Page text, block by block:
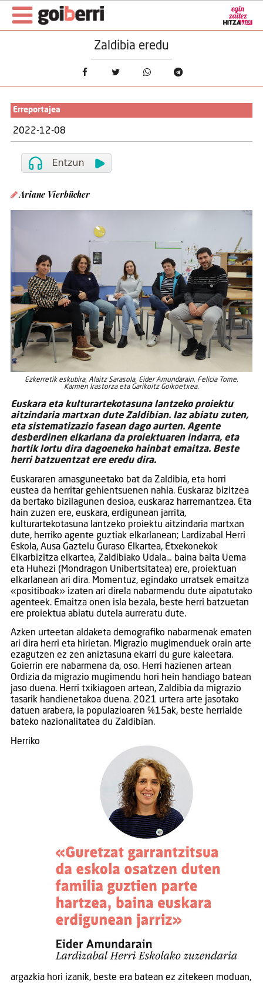
Zaldibia eredu
Erreportajea
2022-12-08
Ariane Vierbücher
Ezkerretik eskubira, Alaitz Sarasola, Eider Amundarain, Felicia Tome,
Karmen Irastorza eta Garikoitz Goikoetxea.
Euskara eta kulturartekotasuna lantzeko proiektu
aitzindaria martxan dute Zaldibian. Iaz abiatu zuten,
eta sistematizazio fasean dago aurten. Agente
desberdinen elkarlana da proiektuaren indarra, eta
hortik lortu dira dagoeneko hainbat emaitza. Beste
herri batzuentzat ere eredu dira.
Euskararen arnasguneetako bat da Zaldibia, eta horri
eustea da herritar gehientsuenen nahia. Euskaraz bizitzea
da bertako bizilagunen desioa, euskaraz harremantzea. Eta
hain zuzen ere, euskara, erdigunean jarrita,
kulturartekotasuna lantzeko proiektu aitzindaria martxan
dute, herriko agente guztiak elkarlanean; Lardizabal Herri
Eskola, Ausa Gaztelu Guraso Elkartea, Etxekonekok
Elkarbizitza elkartea, Zaldibiako Udala… baina baita Uema
eta Huhezi (Mondragon Unibertsitatea) ere, proiektuan
elkarlanean ari dira. Momentuz, egindako urratsek emaitza
«positiboak» izaten ari direla nabarmendu dute aipatutako
agenteek. Emaitza onen isla bezala, beste herri batzuetan
ere proiektua abiatu dutela aurreratu dute.
Azken urteetan aldaketa demografiko nabarmenak ematen
ari dira herri eta hirietan. Migrazio mugimenduek orain arte
ezagutzen ez zen aniztasuna ekarri du gure kaleetara.
Goierrin ere nabarmena da, oso. Herri hazienen artean
Ordizia da migrazio mugimendu hori hein handiago batean
jaso duena. Herri txikiagoen artean, Zaldibia da migrazio
tasarik handienetakoa duena. 2021 urtera arte jasotako
datuen arabera, ia populazioaren %15ak, beste herrialde
bateko nazionalitatea du Zaldibian.
Herriko
argazkia hori izanik, beste era batean ez zitekeen moduan,